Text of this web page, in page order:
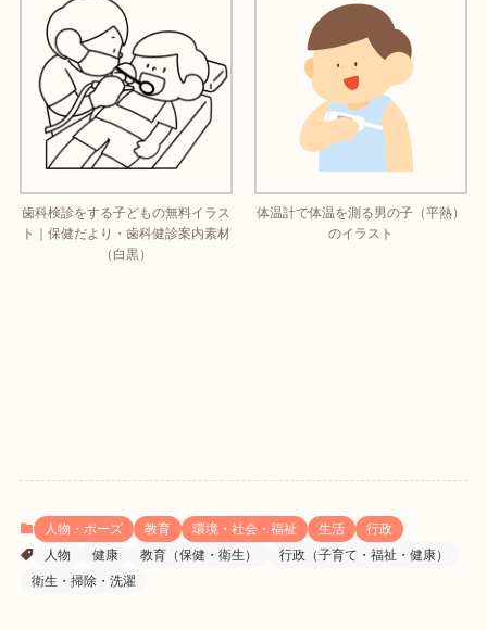
歯科検診をする子どもの無料イラス
ト｜保健だより・歯科健診案内素材
（白黒）
体温計で体温を測る男の子（平熱）
のイラスト
人物・ポーズ 教育 環境・社会・福祉 生活
行政
人物
健康 教育（保健・衛生）
行政（子育て・福祉・健康）
衛生・掃除・洗濯